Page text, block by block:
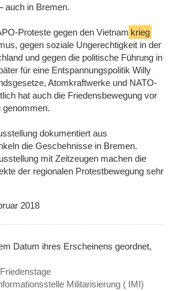
in Bremen.
Proteste gegen den Vietnam krieg
gegen soziale Ungerechtigkeit in der
und gegen die politische Führung in
für eine Entspannungspolitik Willy
Atomkraftwerke und NATO-
hat auch die Friedensbewegung vor
genommen.
dokumentiert aus
die Geschehnisse in Bremen.
mit Zeitzeugen machen die
der regionalen Protestbewegung sehr
2018
Datum ihres Erscheinens geordnet,
Militarisierung ( IMI)